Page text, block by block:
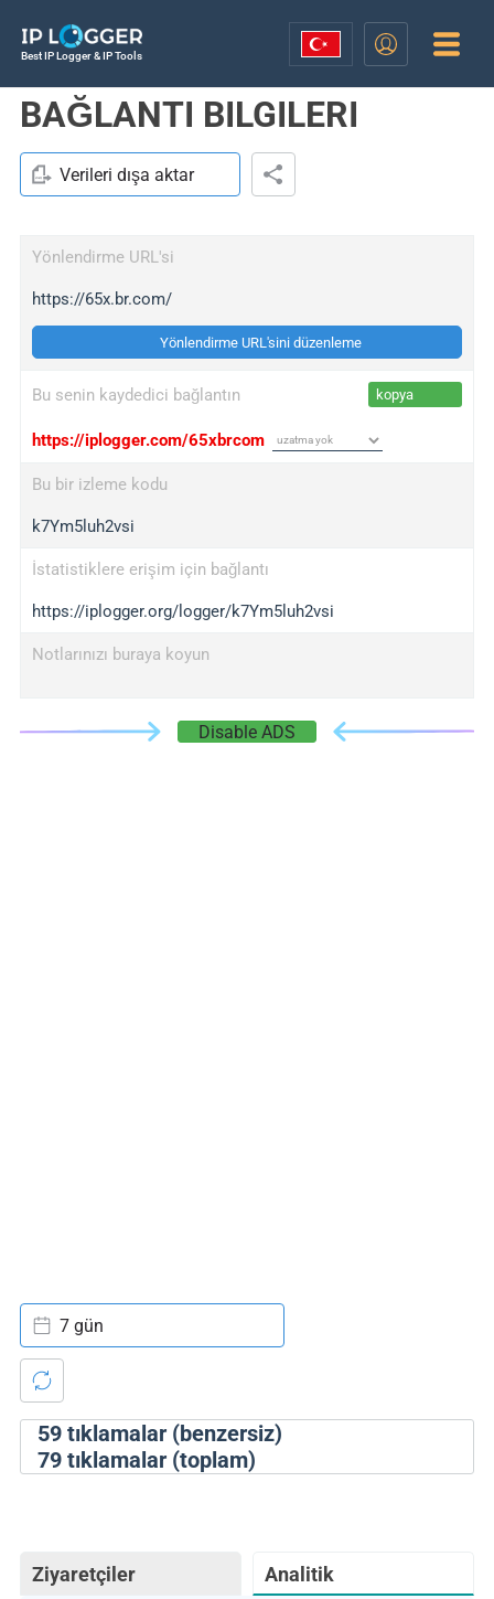
Best IP Logger & IP Tools
BAĞLANTI BILGILERI
Verileri dışa aktar
Yönlendirme URL'si
https://65x.br.com/
Yönlendirme URL'sini düzenleme
Bu senin kaydedici bağlantın kopya
https://iplogger.com/65xbrcom
Bu bir izleme kodu
k7Ym5luh2vsi
İstatistiklere erişim için bağlantı
https://iplogger.org/logger/k7Ym5luh2vsi
Notlarınızı buraya koyun
Disable ADS
59tıklamalar (benzersiz)
79tıklamalar (toplam)
7 gün
Ziyaretçiler Analitik